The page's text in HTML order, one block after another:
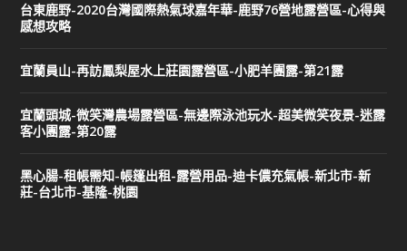
台東鹿野-2020台灣國際熱氣球嘉年華-鹿野76營地露營區-心得與
感想攻略
宜蘭員山-再訪鳳梨屋水上莊園露營區-小肥羊團露-第21露
宜蘭頭城-微笑灣農場露營區-無邊際泳池玩水-超美微笑夜景-迷露
客小團露-第20露
黑心腸-租帳需知-帳篷出租-露營用品-迪卡儂充氣帳-新北市-新
莊-台北市-基隆-桃園